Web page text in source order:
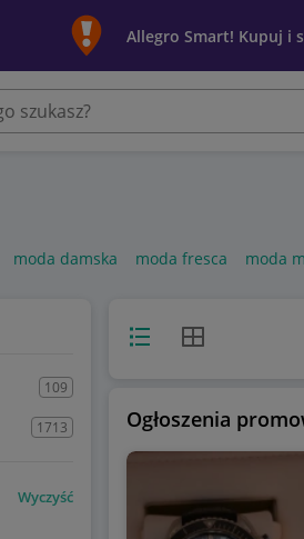
Allegro Smart! Kupuj i
moda damska moda fresca moda
109
1713
Wyczyść
Widok listyWidok siatki
Ogłoszenia